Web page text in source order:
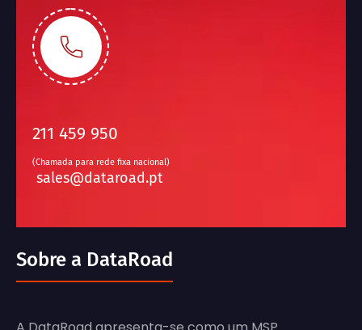
211 459 950
(Chamada para rede fixa nacional)
sales@dataroad.pt
Sobre a DataRoad